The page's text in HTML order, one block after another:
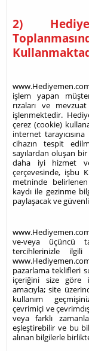
2)
işlem yapan
rızaları ve
işlenmektedir.
çerez (cookie)
internet
cihazın tespit
sayılardan oluşan
daha iyi hizmet
çerçevesinde, işbu
metninde
kaydı ile gezinme
paylaşacak ve
ve-veya üçüncü
tercihlerinizle
pazarlama teklifleri
içeriğini size göre
amacıyla; site
kullanım
çevrimiçi ve
veya farklı
eşleştirebilir ve bu
alınan bilgilerle